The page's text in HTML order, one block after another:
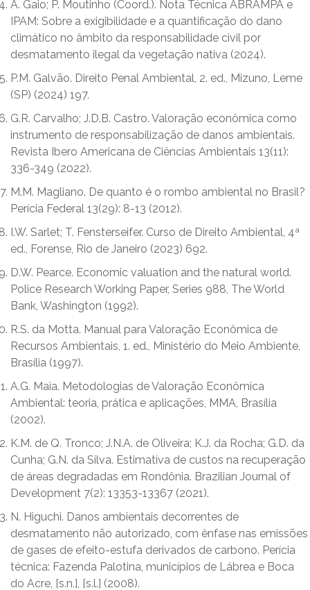
A. Gaio; P. Moutinho (Coord.). Nota Técnica ABRAMPA e
IPAM: Sobre a exigibilidade e a quantificação do dano
climático no âmbito da responsabilidade civil por
desmatamento ilegal da vegetação nativa (2024).
P.M. Galvão. Direito Penal Ambiental, 2. ed., Mizuno, Leme
(SP) (2024) 197.
G.R. Carvalho; J.D.B. Castro. Valoração econômica como
instrumento de responsabilização de danos ambientais.
Revista Ibero Americana de Ciências Ambientais 13(11):
336-349 (2022).
M.M. Magliano. De quanto é o rombo ambiental no Brasil?
Perícia Federal 13(29): 8-13 (2012).
I.W. Sarlet; T. Fensterseifer. Curso de Direito Ambiental, 4ª
ed., Forense, Rio de Janeiro (2023) 692.
D.W. Pearce. Economic valuation and the natural world.
Police Research Working Paper, Series 988, The World
Bank, Washington (1992).
R.S. da Motta. Manual para Valoração Econômica de
Recursos Ambientais, 1. ed., Ministério do Meio Ambiente,
Brasília (1997).
A.G. Maia. Metodologias de Valoração Econômica
Ambiental: teoria, prática e aplicações, MMA, Brasília
(2002).
K.M. de Q. Tronco; J.N.A. de Oliveira; K.J. da Rocha; G.D. da
Cunha; G.N. da Silva. Estimativa de custos na recuperação
de áreas degradadas em Rondônia. Brazilian Journal of
Development 7(2): 13353-13367 (2021).
N. Higuchi. Danos ambientais decorrentes de
desmatamento não autorizado, com ênfase nas emissões
de gases de efeito-estufa derivados de carbono. Perícia
técnica: Fazenda Palotina, municípios de Lábrea e Boca
do Acre, [s.n.], [s.l.] (2008).